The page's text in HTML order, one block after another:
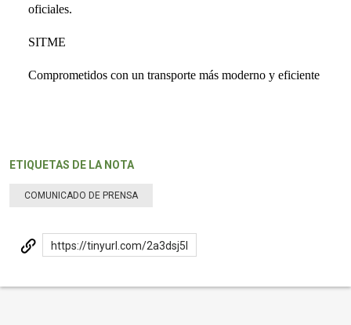
oficiales.
SITME
Comprometidos con un transporte más moderno y eficiente
ETIQUETAS DE LA NOTA
COMUNICADO DE PRENSA
https://tinyurl.com/2a3dsj5l